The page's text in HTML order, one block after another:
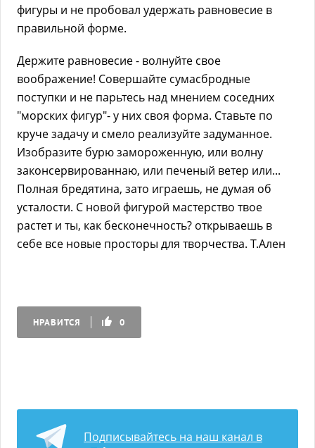
фигуры и не пробовал удержать равновесие в
правильной форме.
Держите равновесие - волнуйте свое
воображение! Совершайте сумасбродные
поступки и не парьтесь над мнением соседних
"морских фигур"- у них своя форма. Ставьте по
круче задачу и смело реализуйте задуманное.
Изобразите бурю замороженную, или волну
законсервированнаю, или печеный ветер или...
Полная бредятина, зато играешь, не думая об
усталости. С новой фигурой мастерство твое
растет и ты, как бесконечность? открываешь в
себе все новые просторы для творчества. Т.Ален
НРАВИТСЯ 0
Подписывайтесь на наш канал в